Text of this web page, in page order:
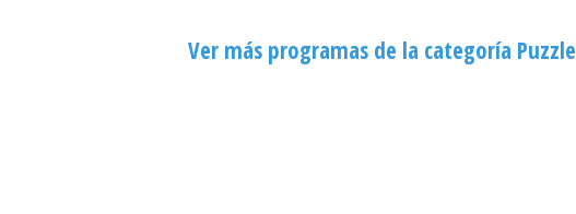
Ver más programas de la categoría Puzzle